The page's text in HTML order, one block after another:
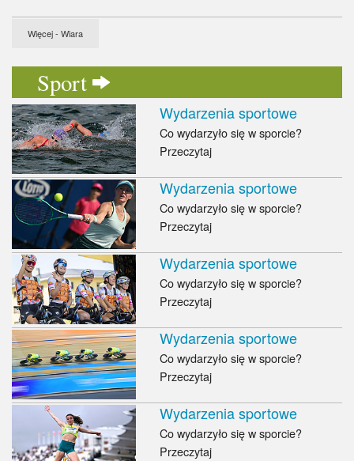
Więcej - Wiara
Sport
Wydarzenia sportowe
Co wydarzyło się w sporcie?
Przeczytaj
Wydarzenia sportowe
Co wydarzyło się w sporcie?
Przeczytaj
Wydarzenia sportowe
Co wydarzyło się w sporcie?
Przeczytaj
Wydarzenia sportowe
Co wydarzyło się w sporcie?
Przeczytaj
Wydarzenia sportowe
Co wydarzyło się w sporcie?
Przeczytaj